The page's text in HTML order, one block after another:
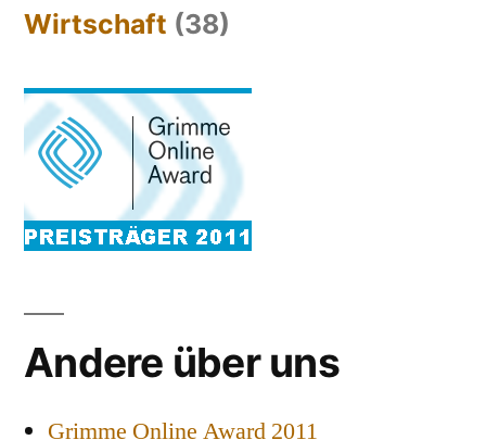
Wirtschaft (38)
Andere über uns
Grimme Online Award 2011